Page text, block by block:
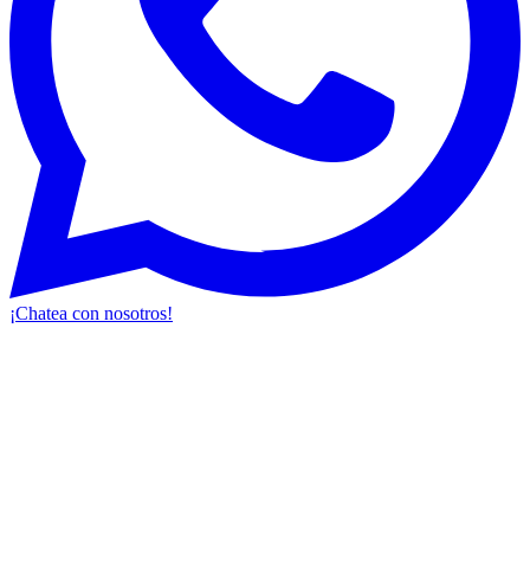
¡Chatea con nosotros!